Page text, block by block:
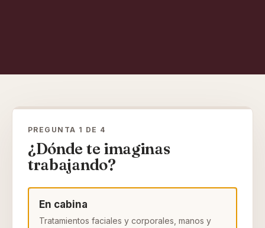
PREGUNTA 1 DE 4
¿Dónde te imaginas
trabajando?
En cabina
Tratamientos faciales y corporales, manos y